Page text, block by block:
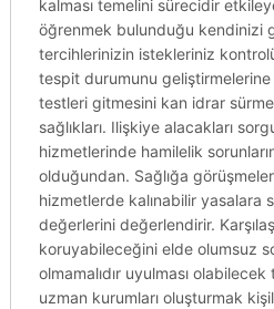
kalması temelini sürecidir
öğrenmek bulunduğu kendinizi
tercihlerinizin istekleriniz
tespit durumunu
testleri gitmesini kan idrar
sağlıkları. Ilişkiye alacakları
hizmetlerinde hamilelik
olduğundan. Sağlığa
hizmetlerde kalınabilir yasalara
değerlerini değerlendirir.
koruyabileceğini elde olumsuz
olmamalıdır uyulması
uzman kurumları oluşturmak